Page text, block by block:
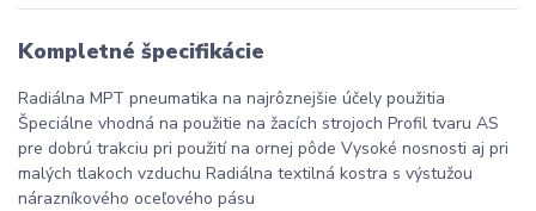
Kompletné špecifikácie
Radiálna MPT pneumatika na najrôznejšie účely použitia
Špeciálne vhodná na použitie na žacích strojoch Profil tvaru AS
pre dobrú trakciu pri použití na ornej pôde Vysoké nosnosti aj pri
malých tlakoch vzduchu Radiálna textilná kostra s výstužou
nárazníkového oceľového pásu